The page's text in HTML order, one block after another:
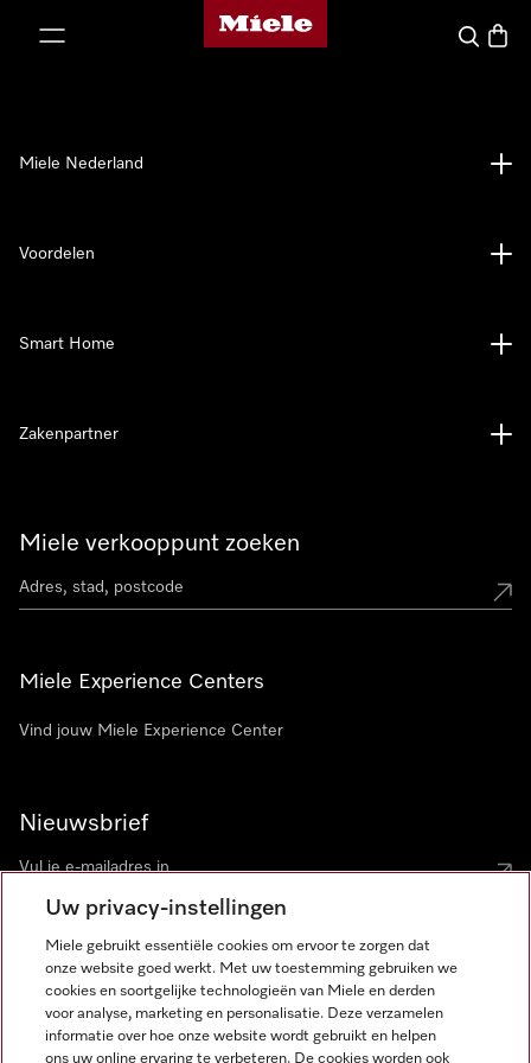
Homepage van Miele
Wat zoek
Miele verkooppunt zoeken
Miele Experience Centers
Vind jouw Miele Experience Center
Nieuwsbrief
Miele Nederland
Voordelen
Smart Home
Zakenpartner
Miele op Instagram
Miele op Facebook
Miele op Youtube
Uw privacy-instellingen
Miele gebruikt essentiële cookies om ervoor te zorgen dat
onze website goed werkt. Met uw toestemming gebruiken we
cookies en soortgelijke technologieën van Miele en derden
voor analyse, marketing en personalisatie. Deze verzamelen
informatie over hoe onze website wordt gebruikt en helpen
ons uw online ervaring te verbeteren. De cookies worden ook